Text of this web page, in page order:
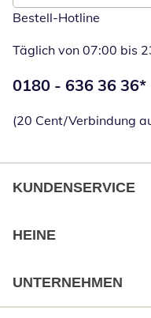
Bestell-Hotline
Täglich von 07:00 bis
Telefonnummer:
0180 - 636 36 36*
(20 Cent/Verbindung
KUNDENSERVICE
HEINE
UNTERNEHMEN